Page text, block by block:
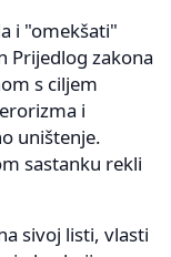
i "omekšati"
Prijedlog zakona
s ciljem
i
uništenje.
sastanku rekli
sivoj listi, vlasti